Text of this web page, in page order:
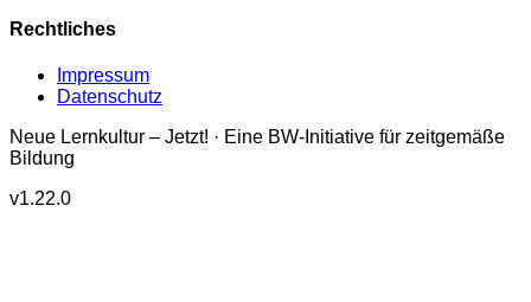
Rechtliches
Impressum
Datenschutz
Neue Lernkultur – Jetzt! · Eine BW-Initiative für zeitgemäße
Bildung
v1.22.0